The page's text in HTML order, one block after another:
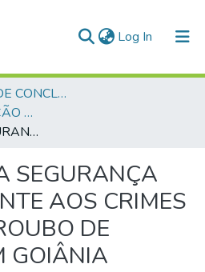
Log In (current)
TRABALHOS DE CONCLUSÃO DE CURSO - CFO (CURSO DE FORMAÇÃO DE OFICIAIS)
CURSO DE FORMAÇÃO DE OFICIAIS - 42ª TURMA CFO – ASPIRANTES - 2015
ATUAÇÃO DA SEGURANÇA PÚBLICA FRENTE AOS CRIMES DE FURTO E ROUBO DE VEÍCULOS EM GOIÂNIA
SEGURANÇA
AOS CRIMES
DE
GOIÂNIA